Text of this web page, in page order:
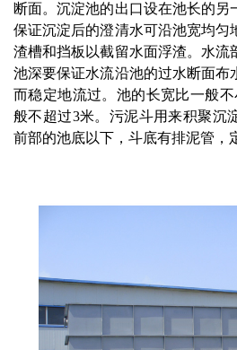
断面。沉淀池的出口设在池长的另
保证沉淀后的澄清水可沿池宽均匀
渣槽和挡板以截留水面浮渣。水流
池深要保证水流沿池的过水断面布
而稳定地流过。池的长宽比一般
般不超过3米。污泥斗用来积聚沉
前部的池底以下，斗底有排泥管，